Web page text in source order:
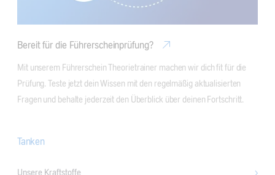
Bereit für die Führerscheinprüfung?
Mit unserem Führerschein Theorietrainer machen wir dich fit für die
Prüfung. Teste jetzt dein Wissen mit den regelmäßig aktualisierten
Fragen und behalte jederzeit den Überblick über deinen Fortschritt.
Tanken
Unsere Kraftstoffe